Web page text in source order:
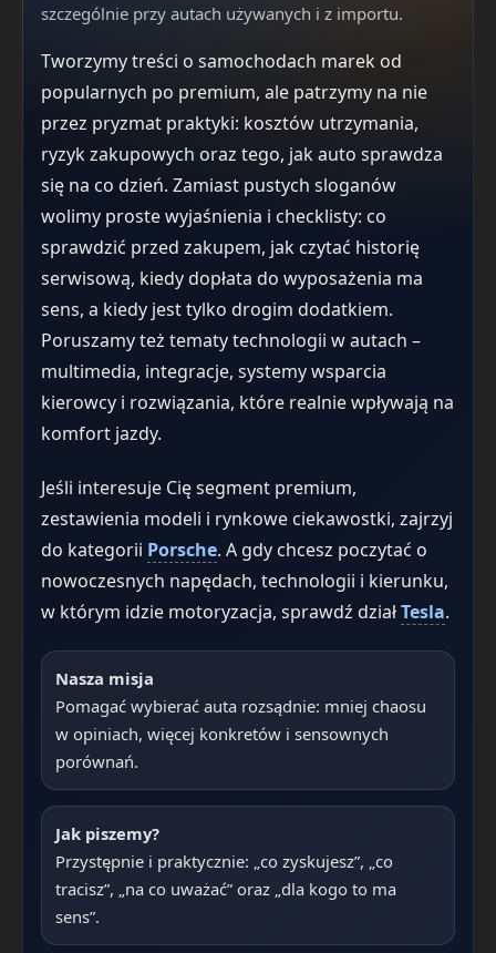
szczególnie przy autach używanych i z importu.
Tworzymy treści o samochodach marek od
popularnych po premium, ale patrzymy na nie
przez pryzmat praktyki: kosztów utrzymania,
ryzyk zakupowych oraz tego, jak auto sprawdza
się na co dzień. Zamiast pustych sloganów
wolimy proste wyjaśnienia i checklisty: co
sprawdzić przed zakupem, jak czytać historię
serwisową, kiedy dopłata do wyposażenia ma
sens, a kiedy jest tylko drogim dodatkiem.
Poruszamy też tematy technologii w autach –
multimedia, integracje, systemy wsparcia
kierowcy i rozwiązania, które realnie wpływają na
komfort jazdy.
Jeśli interesuje Cię segment premium,
zestawienia modeli i rynkowe ciekawostki, zajrzyj
do kategorii Porsche. A gdy chcesz poczytać o
nowoczesnych napędach, technologii i kierunku,
w którym idzie motoryzacja, sprawdź działTesla.
Nasza misja
Pomagać wybierać auta rozsądnie: mniej chaosu
w opiniach, więcej konkretów i sensownych
porównań.
Jak piszemy?
Przystępnie i praktycznie: „co zyskujesz”, „co
tracisz”, „na co uważać” oraz „dla kogo to ma
sens”.